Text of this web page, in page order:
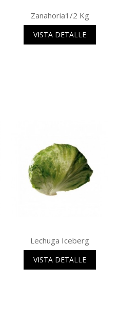
Zanahoria1/2 Kg
VISTA DETALLE
Lechuga Iceberg
VISTA DETALLE